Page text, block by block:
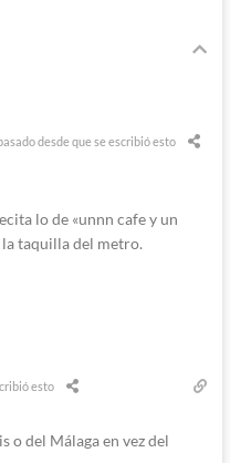
desde que se escribió esto
lo de «unnn cafe y un
taquilla del metro.
esto
o del Málaga en vez del